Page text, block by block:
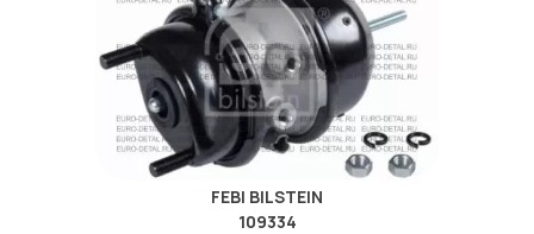
FEBI BILSTEIN
109334